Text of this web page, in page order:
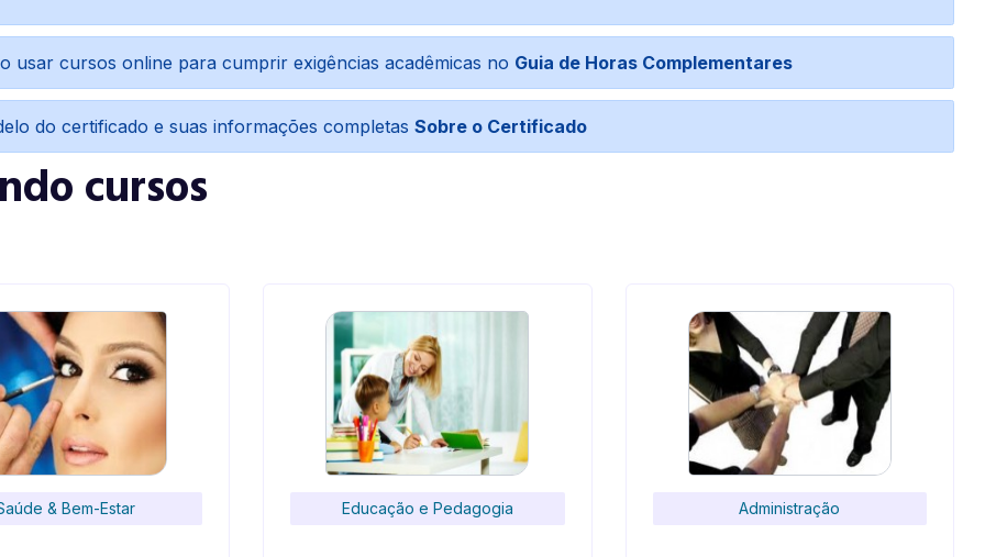
usar cursos online para cumprir exigências acadêmicas no Guia de Horas Complementares
do certificado e suas informações completasSobre o Certificado
cursos
& Bem-Estar Educação e Pedagogia Administração